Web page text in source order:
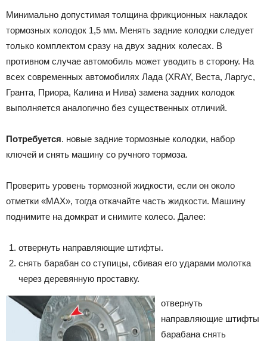
Минимально допустимая толщина фрикционных накладок
тормозных колодок 1,5 мм. Менять задние колодки следует
только комплектом сразу на двух задних колесах. В
противном случае автомобиль может уводить в сторону. На
всех современных автомобилях Лада (XRAY, Веста, Ларгус,
Гранта, Приора, Калина и Нива) замена задних колодок
выполняется аналогично без существенных отличий.
Потребуется. новые задние тормозные колодки, набор
ключей и снять машину со ручного тормоза.
Проверить уровень тормозной жидкости, если он около
отметки «MAX», тогда откачайте часть жидкости. Машину
поднимите на домкрат и снимите колесо. Далее:
отвернуть направляющие штифты.
снять барабан со ступицы, сбивая его ударами молотка
через деревянную проставку.
отвернуть
направляющие штифты
барабана снять